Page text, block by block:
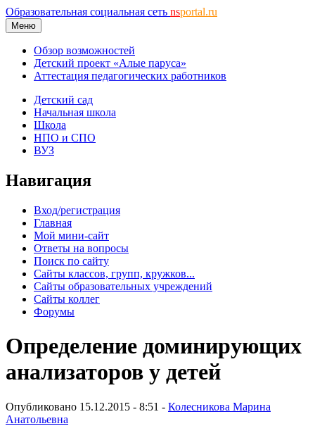
Образовательная социальная сеть nsportal.ru
Меню
Обзор возможностей
Детский проект «Алые паруса»
Аттестация педагогических работников
Детский сад
Начальная школа
Школа
НПО и СПО
ВУЗ
Навигация
Вход/регистрация
Главная
Мой мини-сайт
Ответы на вопросы
Поиск по сайту
Сайты классов, групп, кружков...
Сайты образовательных учреждений
Сайты коллег
Форумы
Определение доминирующих
анализаторов у детей
Опубликовано 15.12.2015 - 8:51 - Колесникова Марина
Анатольевна